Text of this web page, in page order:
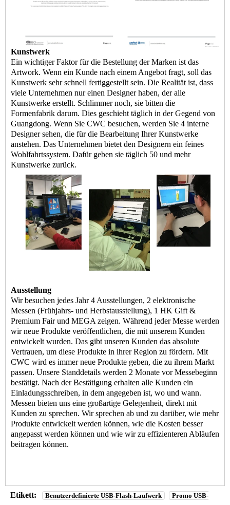
Kunstwerk
Ein wichtiger Faktor für die Bestellung der Marken ist das
Artwork. Wenn ein Kunde nach einem Angebot fragt, soll das
Kunstwerk sehr schnell fertiggestellt sein. Die Realität ist, dass
viele Unternehmen nur einen Designer haben, der alle
Kunstwerke erstellt. Schlimmer noch, sie bitten die
Formenfabrik darum. Dies geschieht täglich in der Gegend von
Guangdong. Wenn Sie CWC besuchen, werden Sie 4 interne
Designer sehen, die für die Bearbeitung Ihrer Kunstwerke
anstehen. Das Unternehmen bietet den Designern ein feines
Wohlfahrtssystem. Dafür geben sie täglich 50 und mehr
Kunstwerke zurück.
Ausstellung
Wir besuchen jedes Jahr 4 Ausstellungen, 2 elektronische
Messen (Frühjahrs- und Herbstausstellung), 1 HK Gift &
Premium Fair und MEGA zeigen. Während jeder Messe werden
wir neue Produkte veröffentlichen, die mit unserem Kunden
entwickelt wurden. Das gibt unseren Kunden das absolute
Vertrauen, um diese Produkte in ihrer Region zu fördern. Mit
CWC wird es immer neue Produkte geben, die zu ihrem Markt
passen. Unsere Standdetails werden 2 Monate vor Messebeginn
bestätigt. Nach der Bestätigung erhalten alle Kunden ein
Einladungsschreiben, in dem angegeben ist, wo und wann.
Messen bieten uns eine großartige Gelegenheit, direkt mit
Kunden zu sprechen. Wir sprechen ab und zu darüber, wie mehr
Produkte entwickelt werden können, wie die Kosten besser
angepasst werden können und wie wir zu effizienteren Abläufen
beitragen können.
Etikett: Benutzerdefinierte USB-Flash-Laufwerk
Promo USB-